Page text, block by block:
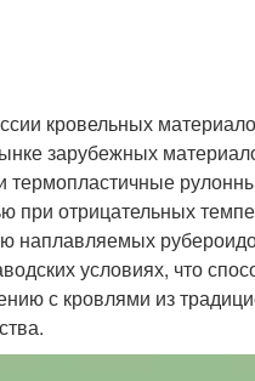
кровельных
зарубежных
отрицательных
наплавляемых
условиях, что
с кровлями из